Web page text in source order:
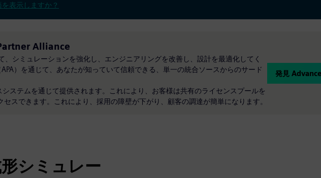
表示しますか？
Alliance
シミュレーションを強化し、エンジニアリングを改善し、設計を最適化してく
）を通じて、あなたが知っていて信頼できる、単一の統合ソースからのサード
ステムを通じて提供されます。これにより、お客様は共有のライセンスプールを
スできます。これにより、採用の障壁が下がり、顧客の調達が簡単になります。
発見
シミュレー